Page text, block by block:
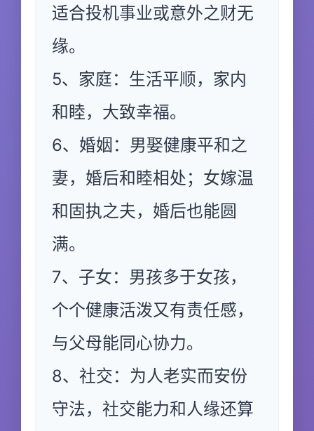
适合投机事业或意外之财无
缘。
5、家庭：生活平顺，家内
和睦，大致幸福。
6、婚姻：男娶健康平和之
妻，婚后和睦相处；女嫁温
和固执之夫，婚后也能圆
满。
7、子女：男孩多于女孩，
个个健康活泼又有责任感，
与父母能同心协力。
8、社交：为人老实而安份
守法，社交能力和人缘还算